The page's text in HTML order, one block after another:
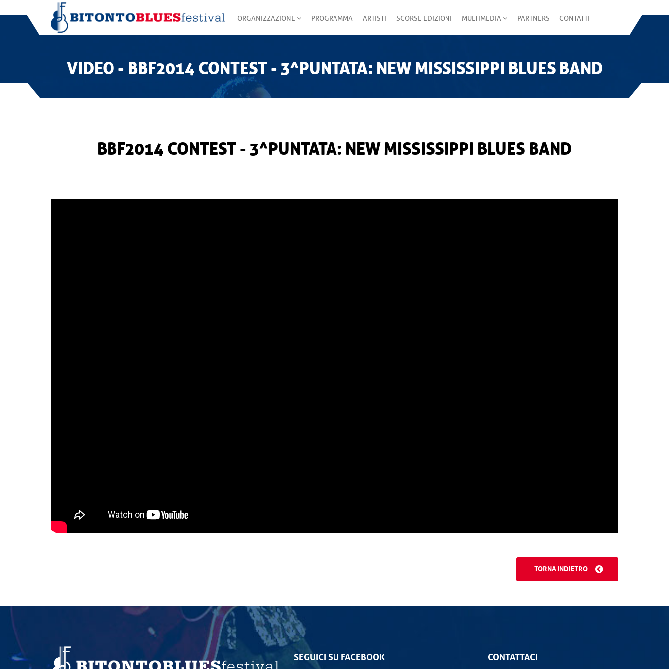
ORGANIZZAZIONE PROGRAMMA ARTISTI SCORSE EDIZIONI MULTIMEDIA PARTNERS CONTATTI
VIDEO - BBF2014 CONTEST - 3^PUNTATA: NEW MISSISSIPPI BLUES BAND
BBF2014 CONTEST - 3^PUNTATA: NEW MISSISSIPPI BLUES BAND
TORNA INDIETRO
SEGUICI SU FACEBOOK CONTATTACI